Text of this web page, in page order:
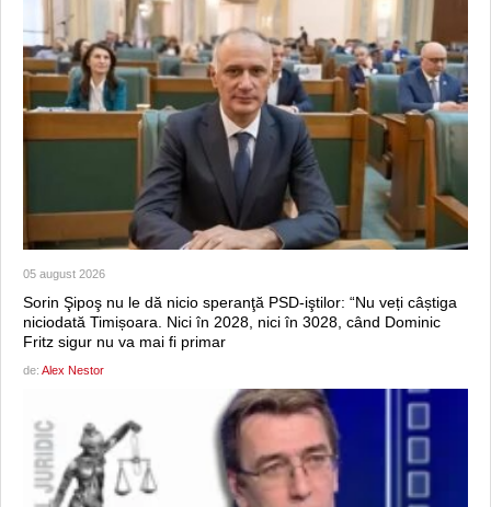
05 august 2026
Sorin Şipoş nu le dă nicio speranţă PSD-iştilor: “Nu veți câștiga
niciodată Timișoara. Nici în 2028, nici în 3028, când Dominic
Fritz sigur nu va mai fi primar
de: Alex Nestor